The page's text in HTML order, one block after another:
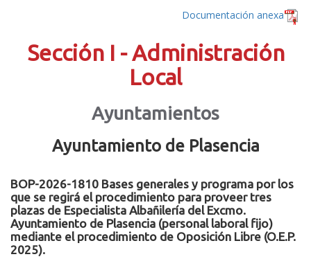
Documentación anexa
Sección I - Administración
Local
Ayuntamientos
Ayuntamiento de Plasencia
BOP-2026-1810 Bases generales y programa por los
que se regirá el procedimiento para proveer tres
plazas de Especialista Albañilería del Excmo.
Ayuntamiento de Plasencia (personal laboral fijo)
mediante el procedimiento de Oposición Libre (O.E.P.
2025).